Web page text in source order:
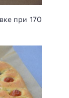
при 170